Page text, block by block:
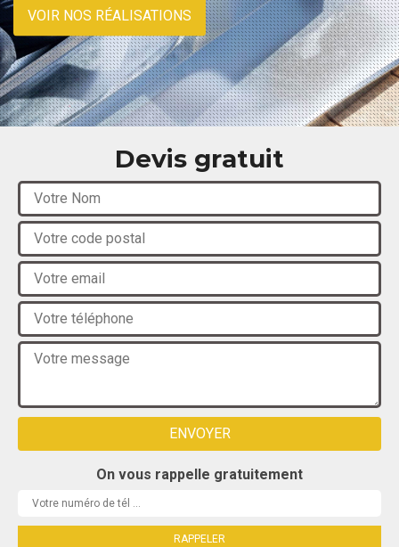
VOIR NOS RÉALISATIONS
Devis gratuit
On vous rappelle gratuitement